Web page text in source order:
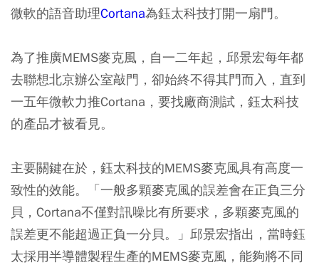
微軟的語音助理Cortana為鈺太科技打開一扇門。
為了推廣MEMS麥克風，自一二年起，邱景宏每年都
去聯想北京辦公室敲門，卻始終不得其門而入，直到
一五年微軟力推Cortana，要找廠商測試，鈺太科技
的產品才被看見。
主要關鍵在於，鈺太科技的MEMS麥克風具有高度一
致性的效能。「一般多顆麥克風的誤差會在正負三分
貝，Cortana不僅對訊噪比有所要求，多顆麥克風的
誤差更不能超過正負一分貝。」邱景宏指出，當時鈺
太採用半導體製程生產的MEMS麥克風，能夠將不同